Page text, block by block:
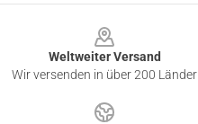
Weltweiter Versand
Wir versenden in über 200 Länder